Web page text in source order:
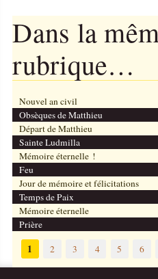
Dans la
rubrique…
Nouvel an civil
Obsèques de Matthieu
Départ de Matthieu
Sainte Ludmilla
Mémoire éternelle !
Feu
Jour de mémoire et félicitations
Temps de Paix
Mémoire éternelle
Prière
1 2 3 4 5 6